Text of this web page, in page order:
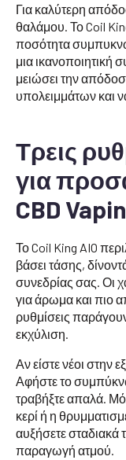
Για καλύτερη
θαλάμου. Το Coil
ποσότητα
μια
μειώσει την
υπολειμμάτων και
Τρεις
για
CBD
Το Coil King AIO
βάσει τάσης,
συνεδρίας σας. Οι
για άρωμα και πιο
ρυθμίσεις
εκχύλιση.
Αν είστε νέοι στην
Αφήστε το
τραβήξτε απαλά.
κερί ή η
αυξήσετε σταδιακά
παραγωγή ατμού.